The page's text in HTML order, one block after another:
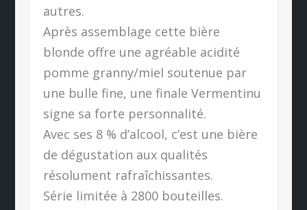
autres.
Après assemblage cette bière
blonde offre une agréable acidité
pomme granny/miel soutenue par
une bulle fine, une finale Vermentinu
signe sa forte personnalité.
Avec ses 8 % d’alcool, c’est une bière
de dégustation aux qualités
résolument rafraîchissantes.
Série limitée à 2800 bouteilles.